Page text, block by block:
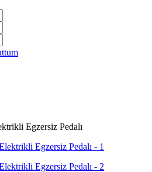
Egzersiz Pedalı